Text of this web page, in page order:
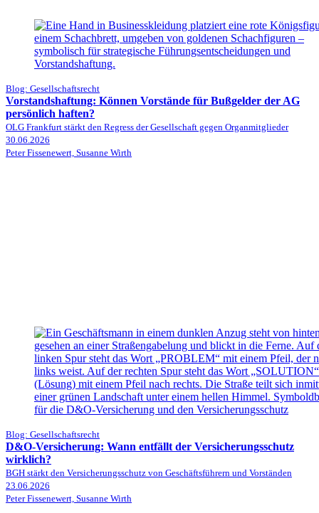
Blog: Gesellschaftsrecht
Vorstandshaftung: Können Vorstände für Bußgelder der AG
persönlich haften?
OLG Frankfurt stärkt den Regress der Gesellschaft gegen Organmitglieder
30.06.2026
Peter Fissenewert, Susanne Wirth
Blog: Gesellschaftsrecht
D&O-Versicherung: Wann entfällt der Versicherungsschutz
wirklich?
BGH stärkt den Versicherungsschutz von Geschäftsführern und Vorständen
23.06.2026
Peter Fissenewert, Susanne Wirth